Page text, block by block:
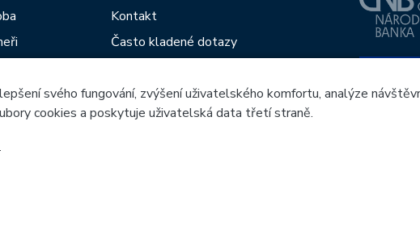
Kontakt
Často kladené dotazy
Prodejny České mincovny
Rádce
svého fungování, zvýšení uživatelského komfortu, analýze
cookies a poskytuje uživatelská data třetí straně.